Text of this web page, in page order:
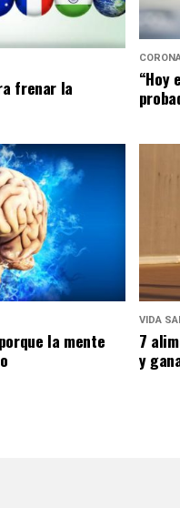
frenar la
“Hoy
la mente
VIDA
7
y